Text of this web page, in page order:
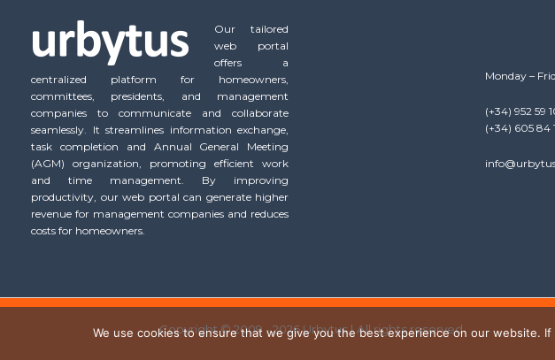
Our tailored
web portal
offers a
centralized platform for homeowners,
committees, presidents, and management
companies to communicate and collaborate
seamlessly. It streamlines information exchange,
task completion and Annual General Meeting
(AGM) organization, promoting efficient work
and time management. By improving
productivity, our web portal can generate higher
revenue for management companies and reduces
costs for homeowners.
Monday –
(+34) 952 59
(+34) 605 84
Copyright © 2009 - 2026 Urbytus | All rights reserved.
We use cookies to ensure that we give you the best experience on our website.